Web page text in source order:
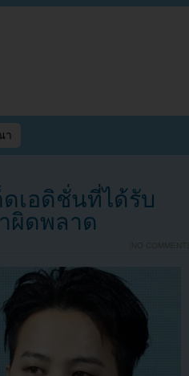
า
เอดิชั่นที่ได้รับ
ผิดพลาด
NO COMMENTS